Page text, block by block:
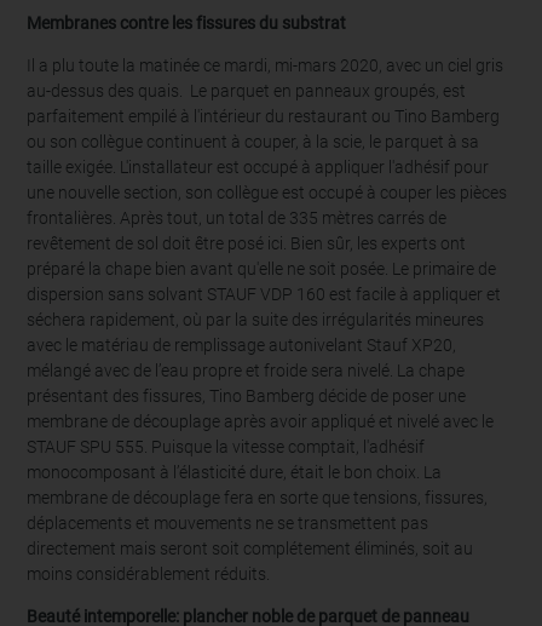
Membranes contre les fissures du substrat
Il a plu toute la matinée ce mardi, mi-mars 2020, avec un ciel gris
au-dessus des quais. Le parquet en panneaux groupés, est
parfaitement empilé à l'intérieur du restaurant ou Tino Bamberg
ou son collègue continuent à couper, à la scie, le parquet à sa
taille exigée. L'installateur est occupé à appliquer l'adhésif pour
une nouvelle section, son collègue est occupé à couper les pièces
frontalières. Après tout, un total de 335 mètres carrés de
revêtement de sol doit être posé ici. Bien sûr, les experts ont
préparé la chape bien avant qu'elle ne soit posée. Le primaire de
dispersion sans solvant STAUF VDP 160 est facile à appliquer et
séchera rapidement, où par la suite des irrégularités mineures
avec le matériau de remplissage autonivelant Stauf XP20,
mélangé avec de l’eau propre et froide sera nivelé. La chape
présentant des fissures, Tino Bamberg décide de poser une
membrane de découplage après avoir appliqué et nivelé avec le
STAUF SPU 555. Puisque la vitesse comptait, l'adhésif
monocomposant à l’élasticité dure, était le bon choix. La
membrane de découplage fera en sorte que tensions, fissures,
déplacements et mouvements ne se transmettent pas
directement mais seront soit complétement éliminés, soit au
moins considérablement réduits.
Beauté intemporelle: plancher noble de parquet de panneau